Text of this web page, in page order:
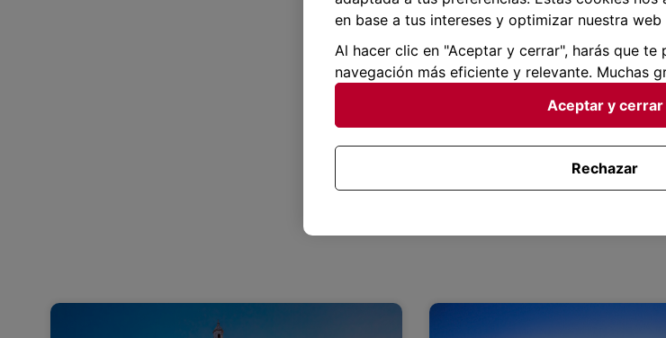
en base a tus intereses y optimizar nuestra web
Al hacer clic en "Aceptar y cerrar", harás que te
navegación más eficiente y relevante. Muchas
Aceptar y cerrar
Rechazar